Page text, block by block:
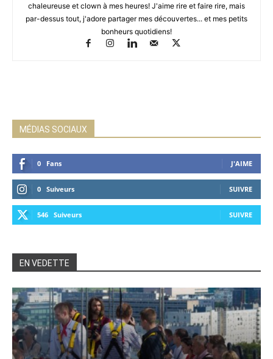
chaleureuse et clown à mes heures! J'aime rire et faire rire, mais
par-dessus tout, j'adore partager mes découvertes... et mes petits
bonheurs quotidiens!
MÉDIAS SOCIAUX
0 Fans J'AIME
0 Suiveurs SUIVRE
546 Suiveurs SUIVRE
EN VEDETTE